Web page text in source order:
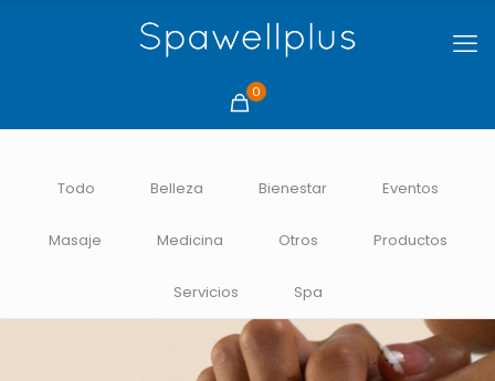
0
Todo Belleza Bienestar Eventos
Masaje Medicina Otros Productos
Servicios Spa